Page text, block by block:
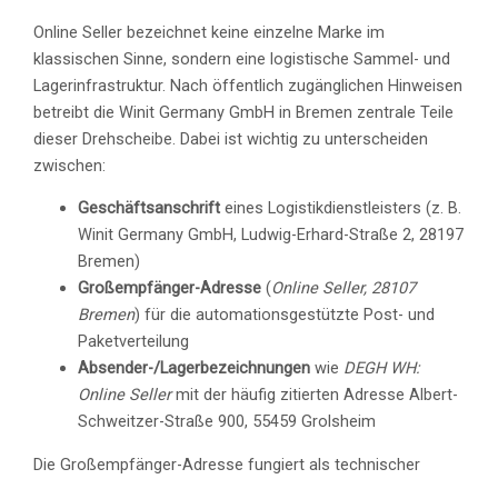
Online Seller bezeichnet keine einzelne Marke im
klassischen Sinne, sondern eine logistische Sammel- und
Lagerinfrastruktur. Nach öffentlich zugänglichen Hinweisen
betreibt die Winit Germany GmbH in Bremen zentrale Teile
dieser Drehscheibe. Dabei ist wichtig zu unterscheiden
zwischen:
Geschäftsanschrift eines Logistikdienstleisters (z. B.
Winit Germany GmbH, Ludwig-Erhard-Straße 2, 28197
Bremen)
Großempfänger-Adresse (Online Seller, 28107
Bremen) für die automationsgestützte Post- und
Paketverteilung
Absender-/Lagerbezeichnungen wie DEGH WH:
Online Sellermit der häufig zitierten Adresse Albert-
Schweitzer-Straße 900, 55459 Grolsheim
Die Großempfänger-Adresse fungiert als technischer